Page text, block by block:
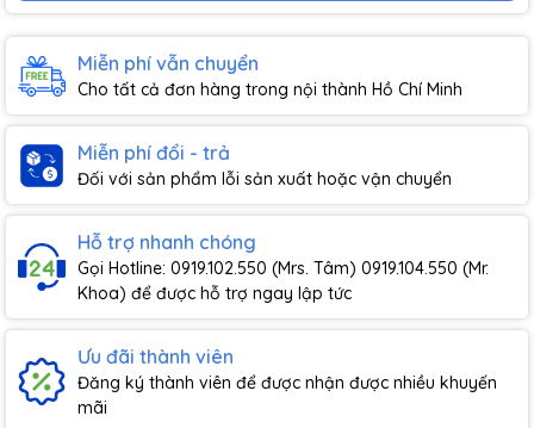
Miễn phí vẫn chuyển
Cho tất cả đơn hàng trong nội thành Hồ Chí Minh
Miễn phí đổi - trả
Đối với sản phẩm lỗi sản xuất hoặc vận chuyển
Hỗ trợ nhanh chóng
Gọi Hotline: 0919.102.550 (Mrs. Tâm) 0919.104.550 (Mr.
Khoa) để được hỗ trợ ngay lập tức
Ưu đãi thành viên
Đăng ký thành viên để được nhận được nhiều khuyến
mãi